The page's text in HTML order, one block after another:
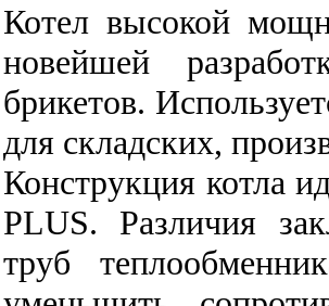
Котел высокой
новейшей
брикетов.
для складских,
Конструкция котла
PLUS. Различия
труб